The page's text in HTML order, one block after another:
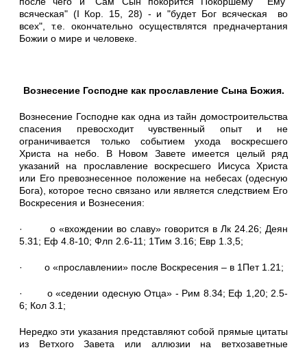
всяческая" (I Кор. 15, 28) - и "будет Бог всяческая во
всех", т.е. окончательно осуществлятся предначертания
Божии о мире и человеке.
Вознесение Господне как прославление Сына Божия.
Вознесение Господне как одна из тайн домостроительства
спасения превосходит чувственный опыт и не
ограничивается только событием ухода воскресшего
Христа на небо. В Новом Завете имеется целый ряд
указаний на прославление воскресшего Иисуса Христа
или Его превознесенное положение на небесах (одесную
Бога), которое тесно связано или является следствием Его
Воскресения и Вознесения:
· о «вхождении во славу» говорится в Лк 24.26; Деян
5.31; Еф 4.8-10; Флп 2.6-11; 1Тим 3.16; Евр 1.3,5;
· о «прославлении» после Воскресения – в 1Пет 1.21;
· о «седении одесную Отца» - Рим 8.34; Еф 1,20; 2.5-
6; Кол 3.1;
Нередко эти указания представляют собой прямые цитаты
из Ветхого Завета или аллюзии на ветхозаветные